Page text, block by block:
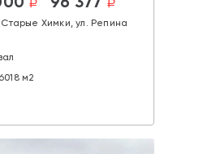
a a
Химки, ул. Репина
м2